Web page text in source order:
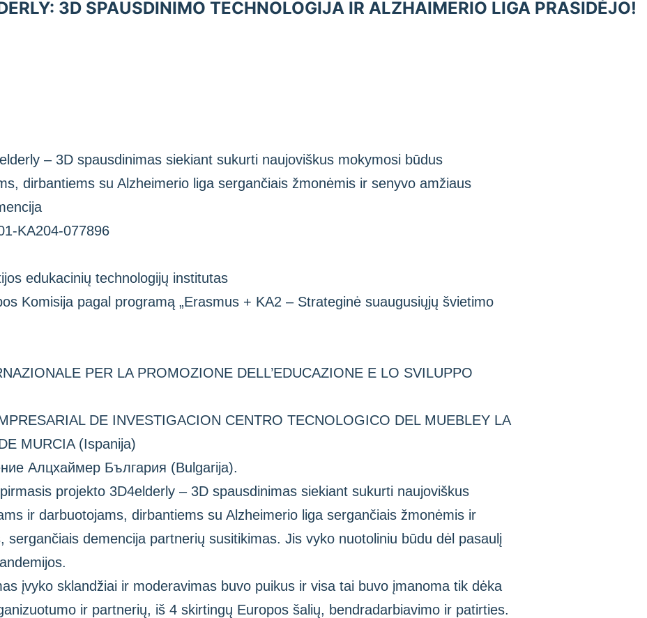
3D SPAUSDINIMO TECHNOLOGIJA IR ALZHAIMERIO LIGA PRASIDĖJO!
– 3D spausdinimas siekiant sukurti naujoviškus mokymosi būdus
dirbantiems su Alzheimerio liga sergančiais žmonėmis ir senyvo amžiaus
KA204-077896
edukacinių technologijų institutas
Komisija pagal programą „Erasmus + KA2 – Strateginė suaugusiųjų švietimo
PER LA PROMOZIONE DELL’EDUCAZIONE E LO SVILUPPO
DE INVESTIGACION CENTRO TECNOLOGICO DEL MUEBLEY LA
MURCIA (Ispanija)
Алцхаймер България (Bulgarija).
projekto 3D4elderly – 3D spausdinimas siekiant sukurti naujoviškus
ir darbuotojams, dirbantiems su Alzheimerio liga sergančiais žmonėmis ir
sergančiais demencija partnerių susitikimas. Jis vyko nuotoliniu būdu dėl pasaulį
įvyko sklandžiai ir moderavimas buvo puikus ir visa tai buvo įmanoma tik dėka
ir partnerių, iš 4 skirtingų Europos šalių, bendradarbiavimo ir patirties.